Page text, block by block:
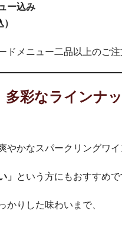
ー込み
メニュー二品以上のご注
彩なラインナ
かなスパークリングワイ
」 という方にもおすすめで
かりした味わいまで、